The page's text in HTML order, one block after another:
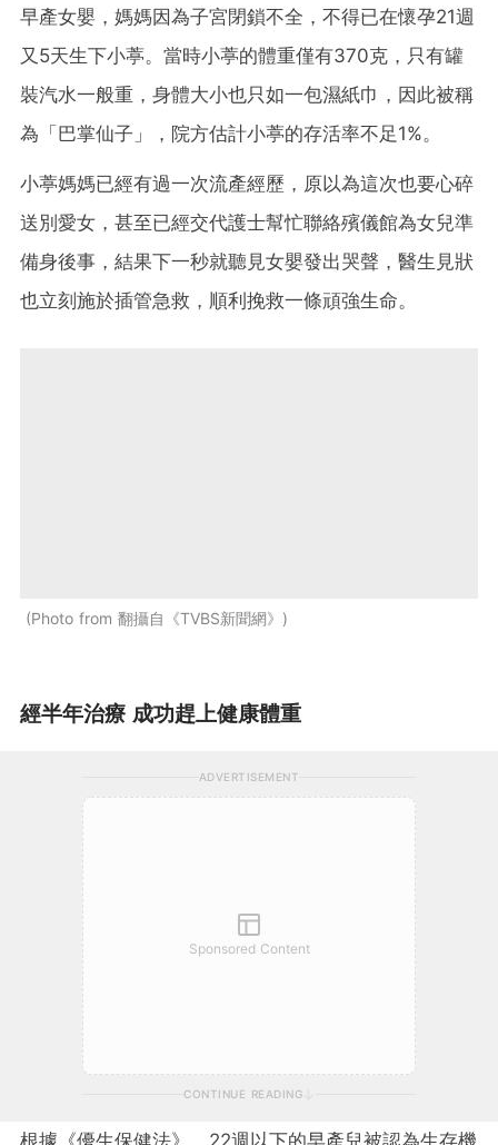
早產女嬰，媽媽因為子宮閉鎖不全，不得已在懷孕21週
又5天生下小葶。當時小葶的體重僅有370克，只有罐
裝汽水一般重，身體大小也只如一包濕紙巾，因此被稱
為「巴掌仙子」，院方估計小葶的存活率不足1%。
小葶媽媽已經有過一次流產經歷，原以為這次也要心碎
送別愛女，甚至已經交代護士幫忙聯絡殯儀館為女兒準
備身後事，結果下一秒就聽見女嬰發出哭聲，醫生見狀
也立刻施於插管急救，順利挽救一條頑強生命。
Photo from 翻攝自《TVBS新聞網》
經半年治療 成功趕上健康體重
ADVERTISEMENT
Sponsored Content
CONTINUE READING
根據《優生保健法》，22週以下的早產兒被認為生存機